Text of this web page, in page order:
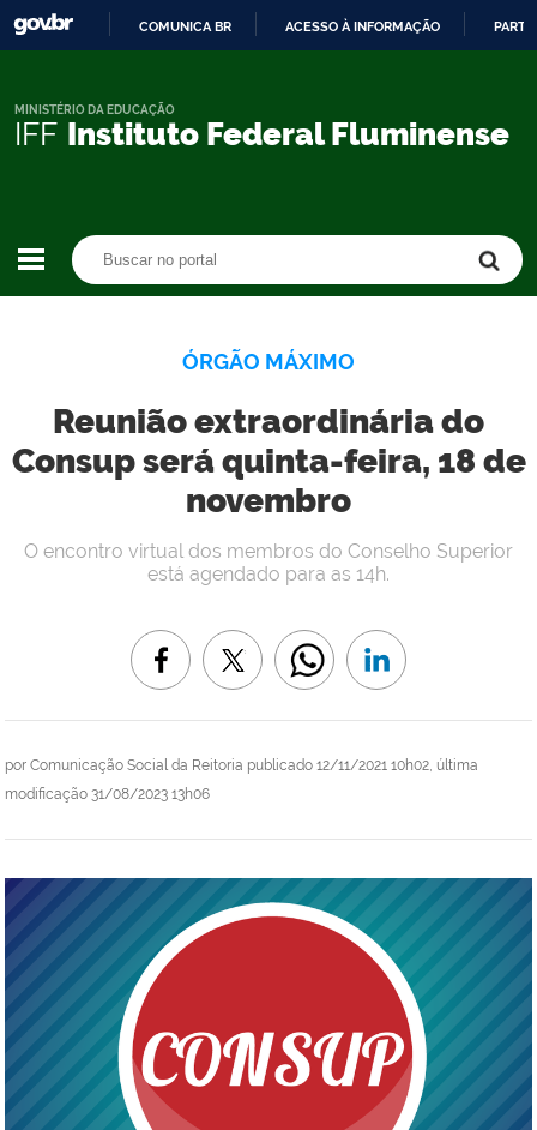
CONTEÚDO
COMUNICA BR ACESSO À INFORMAÇÃO
IFF Instituto Federal Fluminense
MINISTÉRIO DA EDUCAÇÃO
ÓRGÃO MÁXIMO
Reunião extraordinária do
Consup será quinta-feira, 18 de
novembro
por Comunicação Social da Reitoria publicado 12/11/2021 10h02, última
modificação 31/08/2023 13h06
O encontro virtual dos membros do Conselho Superior
está agendado para as 14h.